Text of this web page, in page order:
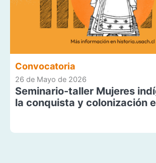
Convocatoria
26 de Mayo de 2026
Seminario-taller Mujeres
la conquista y colonización